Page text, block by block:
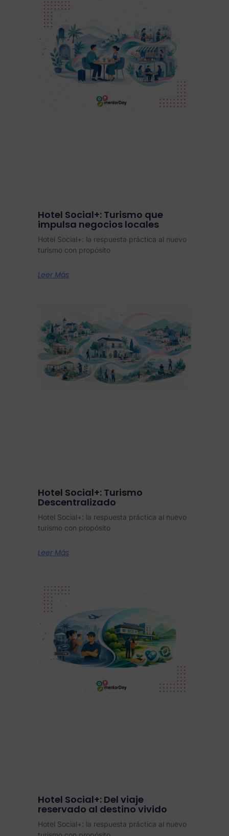
Hotel Social+: Turismo que
impulsa negocios locales
Hotel Social+: la respuesta práctica al nuevo
turismo con propósito
Leer Más
Hotel Social+: Turismo
Descentralizado
Hotel Social+: la respuesta práctica al nuevo
turismo con propósito
Leer Más
Hotel Social+: Del viaje
reservado al destino vivido
Hotel Social+: la respuesta práctica al nuevo